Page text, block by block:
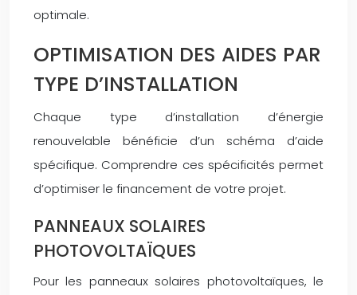
optimale.
OPTIMISATION DES AIDES PAR
TYPE D’INSTALLATION
Chaque type d’installation d’énergie
renouvelable bénéficie d’un schéma d’aide
spécifique. Comprendre ces spécificités permet
d’optimiser le financement de votre projet.
PANNEAUX SOLAIRES
PHOTOVOLTAÏQUES
Pour les panneaux solaires photovoltaïques, le